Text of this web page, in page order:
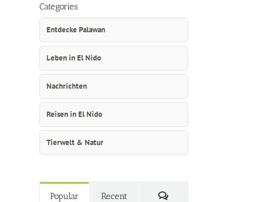
Categories
Entdecke Palawan
Leben in El Nido
Nachrichten
Reisen in El Nido
Tierwelt & Natur
Popular Recent Kommentare